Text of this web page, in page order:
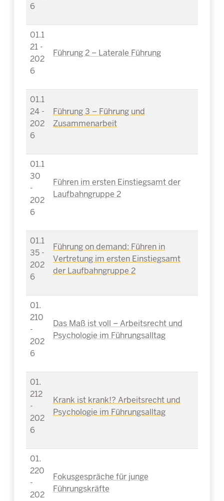
6
01.1
21 -
202
6
Führung 2 – Laterale Führung
01.1
24 -
202
6
Führung 3 – Führung und
Zusammenarbeit
01.1
30
-
202
6
Führen im ersten Einstiegsamt der
Laufbahngruppe 2
01.1
35 -
202
6
Führung on demand: Führen in
Vertretung im ersten Einstiegsamt
der Laufbahngruppe 2
01.
210
-
202
6
Das Maß ist voll – Arbeitsrecht und
Psychologie im Führungsalltag
01.
212
-
202
6
Krank ist krank!? Arbeitsrecht und
Psychologie im Führungsalltag
01.
220
-
202
Fokusgespräche für junge
Führungskräfte